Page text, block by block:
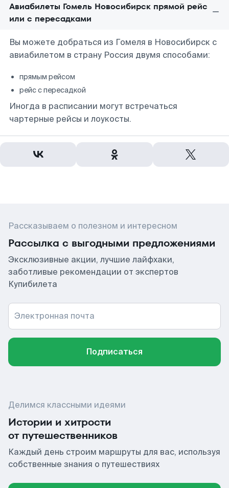
Авиабилеты Гомель Новосибирск прямой рейс
или с пересадками
Вы можете добраться из Гомеля в Новосибирск с
авиабилетом в страну Россия двумя способами:
прямым рейсом
рейс с пересадкой
Иногда в расписании могут встречаться
чартерные рейсы и лоукосты.
Рассказываем о полезном и интересном
Рассылка с выгодными предложениями
Эксклюзивные акции, лучшие лайфхаки,
заботливые рекомендации от экспертов
Купибилета
Электронная почта
Подписаться
Делимся классными идеями
Истории и хитрости
от путешественников
Каждый день строим маршруты для вас, используя
собственные знания о путешествиях